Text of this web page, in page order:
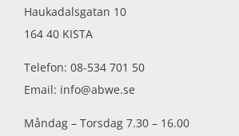
Haukadalsgatan 10
164 40 KISTA
Telefon: 08-534 701 50
Email: info@abwe.se
Måndag – Torsdag 7.30 – 16.00